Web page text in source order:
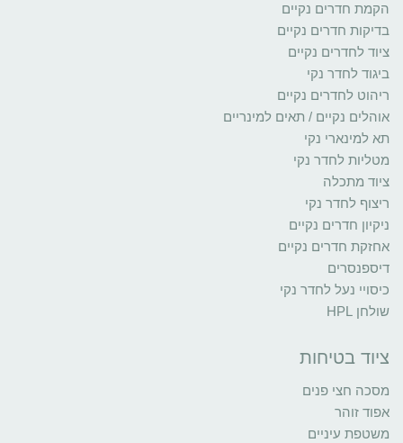
הקמת חדרים נקיים
בדיקות חדרים נקיים
ציוד לחדרים נקיים
ביגוד לחדר נקי
ריהוט לחדרים נקיים
אוהלים נקיים / תאים למינריים
תא למינארי נקי
מטליות לחדר נקי
ציוד מתכלה
ריצוף לחדר נקי
ניקיון חדרים נקיים
אחזקת חדרים נקיים
דיספנסרים
כיסויי נעל לחדר נקי
שולחן HPL
ציוד בטיחות
מסכה חצי פנים
אפוד זוהר
משטפת עיניים